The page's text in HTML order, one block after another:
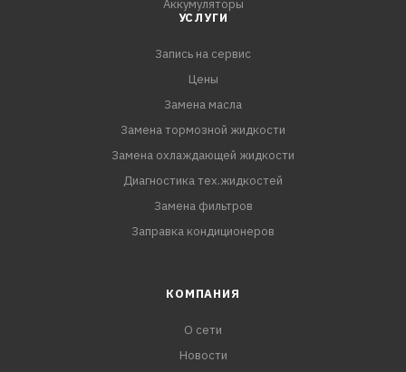
Аккумуляторы
УСЛУГИ
Запись на сервис
Цены
Замена масла
Замена тормозной жидкости
Замена охлаждающей жидкости
Диагностика тех.жидкостей
Замена фильтров
Заправка кондиционеров
КОМПАНИЯ
О сети
Новости